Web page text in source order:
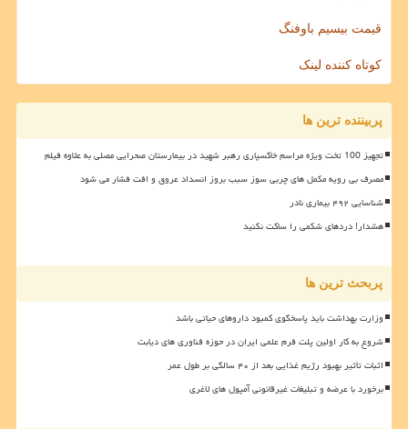
قیمت بیسیم باوفنگ
کوتاه کننده لینک
پربیننده ترین ها
تجهیز 100 تخت ویژه مراسم خاکسپاری رهبر شهید در بیمارستان صحرایی مصلی به علاوه فیلم
مصرف بی رویه مکمل های چربی سوز سبب بروز انسداد عروق و افت فشار می شود
شناسایی ۴۹۲ بیماری نادر
هشدار! دردهای شکمی را ساکت نکنید
پربحث ترین ها
وزارت بهداشت باید پاسخگوی کمبود داروهای حیاتی باشد
شروع به کار اولین پلت فرم علمی ایران در حوزه فناوری های دیابت
اثبات تأثیر بهبود رژیم غذایی بعد از ۴۰ سالگی بر طول عمر
برخورد با عرضه و تبلیغات غیرقانونی آمپول های لاغری